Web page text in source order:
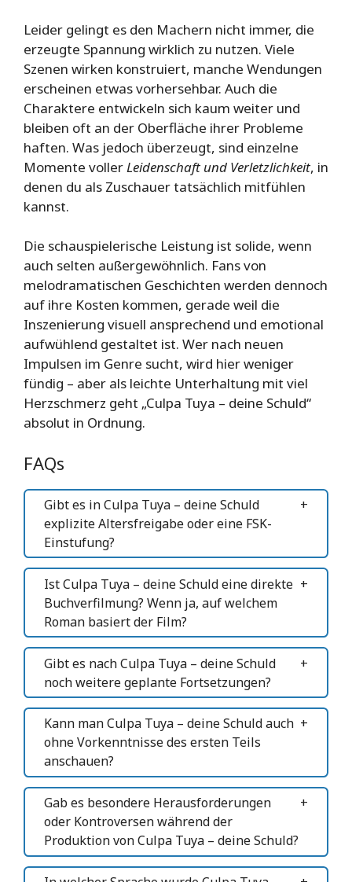
Leider gelingt es den Machern nicht immer, die
erzeugte Spannung wirklich zu nutzen. Viele
Szenen wirken konstruiert, manche Wendungen
erscheinen etwas vorhersehbar. Auch die
Charaktere entwickeln sich kaum weiter und
bleiben oft an der Oberfläche ihrer Probleme
haften. Was jedoch überzeugt, sind einzelne
Momente voller Leidenschaft und Verletzlichkeit, in
denen du als Zuschauer tatsächlich mitfühlen
kannst.
Die schauspielerische Leistung ist solide, wenn
auch selten außergewöhnlich. Fans von
melodramatischen Geschichten werden dennoch
auf ihre Kosten kommen, gerade weil die
Inszenierung visuell ansprechend und emotional
aufwühlend gestaltet ist. Wer nach neuen
Impulsen im Genre sucht, wird hier weniger
fündig – aber als leichte Unterhaltung mit viel
Herzschmerz geht „Culpa Tuya – deine Schuld“
absolut in Ordnung.
FAQs
Gibt es in Culpa Tuya – deine Schuld
explizite Altersfreigabe oder eine FSK-
Einstufung?
Ist Culpa Tuya – deine Schuld eine direkte
Buchverfilmung? Wenn ja, auf welchem
Roman basiert der Film?
Gibt es nach Culpa Tuya – deine Schuld
noch weitere geplante Fortsetzungen?
Kann man Culpa Tuya – deine Schuld auch
ohne Vorkenntnisse des ersten Teils
anschauen?
Gab es besondere Herausforderungen
oder Kontroversen während der
Produktion von Culpa Tuya – deine Schuld?